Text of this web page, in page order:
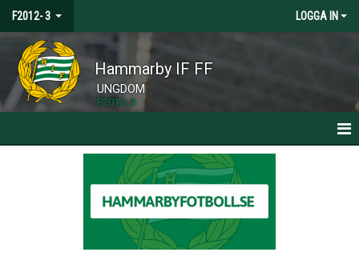
F2012- 3 LOGGA IN
Hammarby IF FF
UNGDOM
F2012- 3